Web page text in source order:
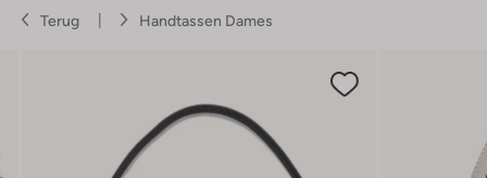
Terug Handtassen Dames